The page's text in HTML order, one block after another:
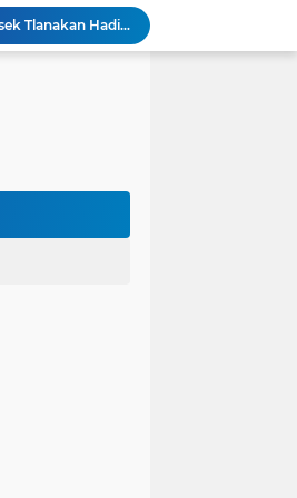
Kawal Perencanaan Pembangunan Tepat Sasaran, Polsek Tlanakan Hadiri Musrenbangdes Desa Bandaran
BPS Sampang: UMKM dan Usaha Besar Wajib Terdata di Sensus Ekonomi 2026, Kunci Kebijakan Tepat Sasaran
Turnamen PKDI Cup II 2026 Berhadiah Total Rp 500 Juta Dibuka di Jombang, Ketua PKDI Jatim Syaifullah Mahdi: Ajang Silaturrahmi dan Media Komunikasi Antar-Kades untuk Memajukan Desa
Antisipasi Balap Liar dan Gangguan Kamtibmas, Polres Pamekasan Amankan 62 Unit Sepeda Motor